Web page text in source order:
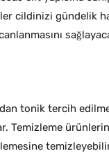
cildinizi gündelik
tonik tercih
Temizleme